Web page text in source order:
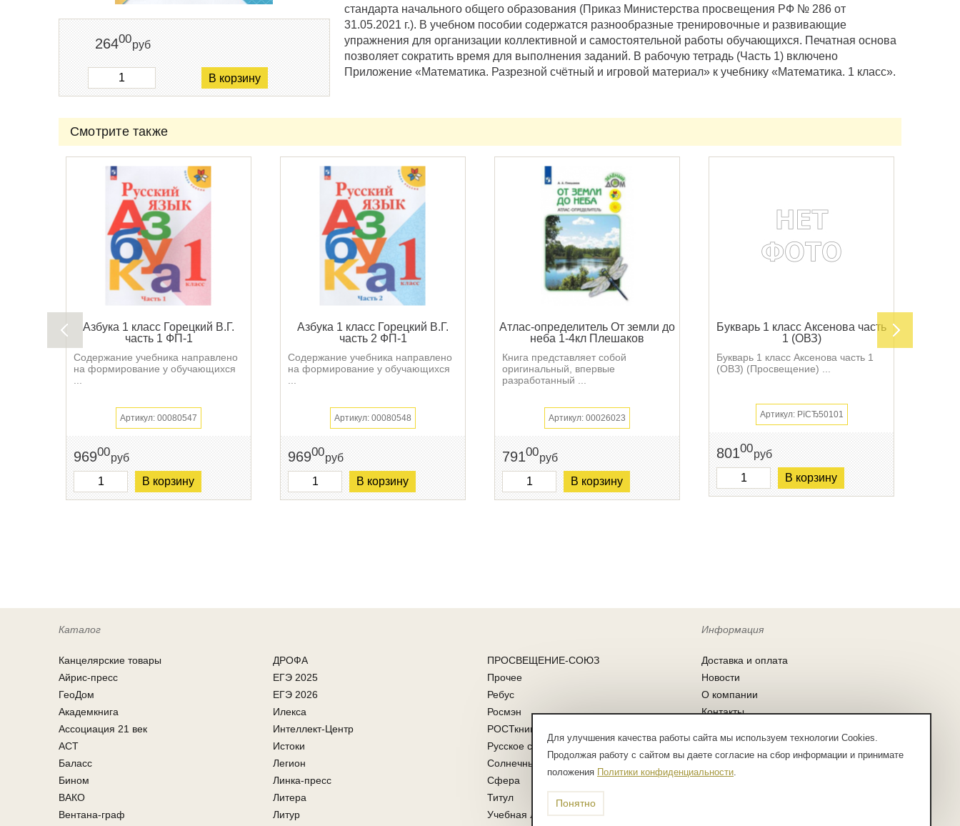
26400руб
В корзину
стандарта начального общего образования (Приказ Министерства просвещения РФ № 286 от
31.05.2021 г.). В учебном пособии содержатся разнообразные тренировочные и развивающие
упражнения для организации коллективной и самостоятельной работы обучающихся. Печатная основа
позволяет сократить время для выполнения заданий. В рабочую тетрадь (Часть 1) включено
Приложение «Математика. Разрезной счётный и игровой материал» к учебнику «Математика. 1 класс».
Смотрите также
Азбука 1 класс Горецкий В.Г.
часть 1 ФП-1
Содержание учебника направлено
на формирование у обучающихся
Артикул: 00080547
96900руб
В корзину
Азбука 1 класс Горецкий В.Г.
часть 2 ФП-1
Содержание учебника направлено
на формирование у обучающихся
Артикул: 00080548
96900руб
В корзину
Атлас-определитель От земли до
неба 1-4кл Плешаков
Книга представляет собой
оригинальный, впервые
разработанный ...
Артикул: 00026023
79100руб
В корзину
Букварь 1 класс Аксенова часть
1 (ОВЗ)
Букварь 1 класс Аксенова часть 1
(ОВЗ) (Просвещение) ...
Артикул: РїСЂ50101
80100руб
В корзину
Каталог
Канцелярcкие товары
Айрис-пресс
ГеоДом
Академкнига
Ассоциация 21 век
АСТ
Баласс
Бином
ВАКО
Вентана-граф
ДРОФА
ЕГЭ 2025
ЕГЭ 2026
Илекса
Интеллект-Центр
Истоки
Легион
Линка-пресс
Литера
Литур
ПРОСВЕЩЕНИЕ-СОЮЗ
Прочее
Ребус
Росмэн
РОСТкнига
Русское слово
Солнечные ступени
Сфера
Титул
Учебная литература ФГОС
Информация
Доставка и оплата
Новости
О компании
Контакты
Для улучшения качества работы сайта мы используем технологии Cookies.
Продолжая работу с сайтом вы даете согласие на сбор информации и принимате
положения Политики конфиденциальности.
Понятно